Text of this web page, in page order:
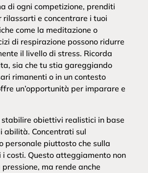
di ogni competizione, prenditi
rilassarti e concentrare i tuoi
come la meditazione o
di respirazione possono ridurre
il livello di stress. Ricorda
sia che tu stia gareggiando
rimanenti o in un contesto
un’opportunità per imparare e
stabilire obiettivi realistici in base
abilità. Concentrati sul
personale piuttosto che sulla
costi. Questo atteggiamento non
ma rende anche